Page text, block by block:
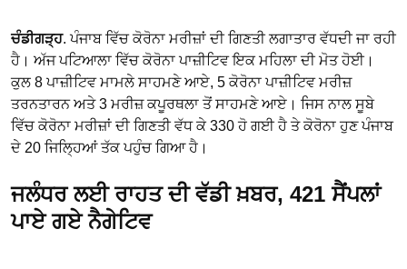
ਚੰਡੀਗੜ੍ਹ. ਪੰਜਾਬ ਵਿੱਚ ਕੋਰੋਨਾ ਮਰੀਜ਼ਾਂ ਦੀ ਗਿਣਤੀ ਲਗਾਤਾਰ ਵੱਧਦੀ ਜਾ ਰਹੀ
ਹੈ। ਅੱਜ ਪਟਿਆਲਾ ਵਿੱਚ ਕੋਰੋਨਾ ਪਾਜ਼ੀਟਿਵ ਇਕ ਮਹਿਲਾ ਦੀ ਮੋਤ ਹੋਈ।
ਕੁਲ 8 ਪਾਜ਼ੀਟਿਵ ਮਾਮਲੇ ਸਾਹਮਣੇ ਆਏ, 5 ਕੋਰੋਨਾ ਪਾਜ਼ੀਟਿਵ ਮਰੀਜ਼
ਤਰਨਤਾਰਨ ਅਤੇ 3 ਮਰੀਜ਼ ਕਪੂਰਥਲਾ ਤੋਂ ਸਾਹਮਣੇ ਆਏ। ਜਿਸ ਨਾਲ ਸੂਬੇ
ਵਿੱਚ ਕੋਰੋਨਾ ਮਰੀਜ਼ਾਂ ਦੀ ਗਿਣਤੀ ਵੱਧ ਕੇ 330 ਹੋ ਗਈ ਹੈ ਤੇ ਕੋਰੋਨਾ ਹੁਣ ਪੰਜਾਬ
ਦੇ 20 ਜਿਲ੍ਹਿਆਂ ਤੱਕ ਪਹੁੰਚ ਗਿਆ ਹੈ।
ਜਲੰਧਰ ਲਈ ਰਾਹਤ ਦੀ ਵੱਡੀ ਖ਼ਬਰ, 421 ਸੈਂਪਲਾਂ
ਪਾਏ ਗਏ ਨੈਗੇਟਿਵ